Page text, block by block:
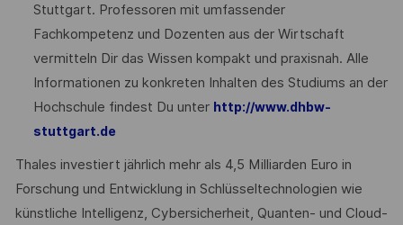
Stuttgart. Professoren mit umfassender
Fachkompetenz und Dozenten aus der Wirtschaft
vermitteln Dir das Wissen kompakt und praxisnah. Alle
Informationen zu konkreten Inhalten des Studiums an der
Hochschule findest Du unter http://www.dhbw-
stuttgart.de
Thales investiert jährlich mehr als 4,5 Milliarden Euro in
Forschung und Entwicklung in Schlüsseltechnologien wie
künstliche Intelligenz, Cybersicherheit, Quanten- und Cloud-